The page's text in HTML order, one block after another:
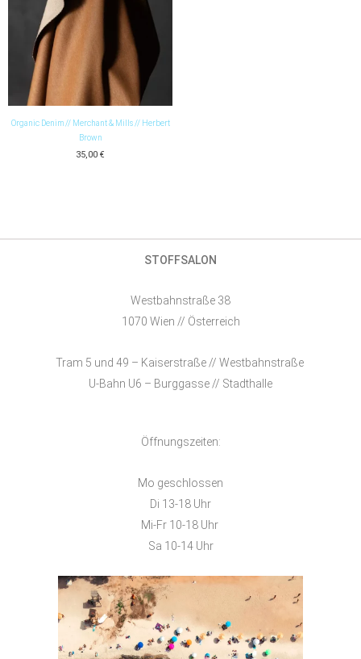
Organic Denim // Merchant & Mills // Herbert
Brown
35,00 €
STOFFSALON
Westbahnstraße 38
1070 Wien // Österreich
Tram 5 und 49 – Kaiserstraße // Westbahnstraße
U-Bahn U6 – Burggasse // Stadthalle
Öffnungszeiten:
Mo geschlossen
Di 13-18 Uhr
Mi-Fr 10-18 Uhr
Sa 10-14 Uhr